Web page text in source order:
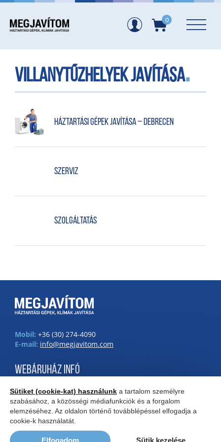
0
villanytűzhelyek javítása
Háztartási gépek javítása – Debrecen
Szerviz
Szolgáltatás
Mobil: +36 (30) 274-4090
E-mail: info@megjavitom.com
WEBÁRUHÁZ INFÓ
Impresszum
Adatkezelési tájékoztató
Általános Szerződési Feltételek
Sütiket (cookie-kat) használunk a tartalom személyre
szabásához, a közösségi médiafunkciók és a forgalom
elemzéséhez. Az oldalon történő továbblépéssel elfogadja a
cookie-k használatát.
Elfogadom Sütik kezelése